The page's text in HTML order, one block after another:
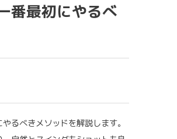
番最初にやるべ
るべきメソッドを解説します。